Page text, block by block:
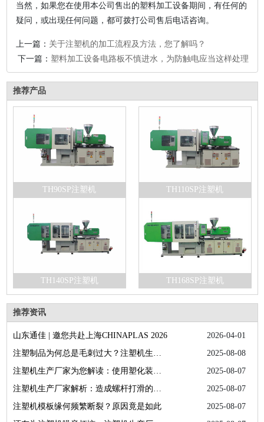
当然，如果您在使用本公司售出的塑料加工设备期间，有任何的
疑问，或出现任何问题，都可拨打公司售后电话咨询。
上一篇： 关于注塑机的加工流程及方法，您了解吗？
下一篇： 塑料加工设备电路板不慎进水，为防触电应当这样处理
推荐产品
TH90SP注塑机 TH110SP注塑机
TH140SP注塑机 TH168SP注塑机
推荐资讯
山东通佳 | 邀您共赴上海CHINAPLAS 2026
2026-04-01
2025-08-08
2025-08-07
2025-08-07
注塑机模板缘何频繁断裂？原因竟是如此
2025-08-07